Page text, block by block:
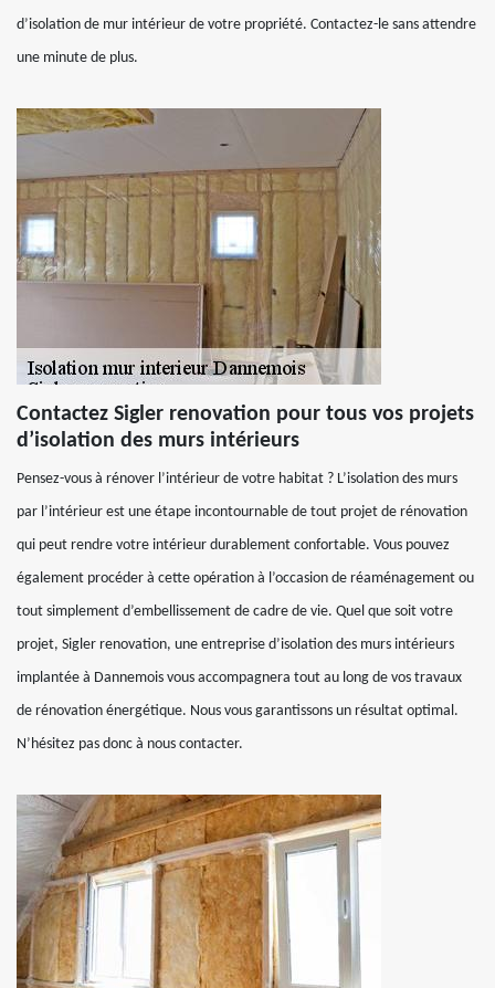
d’isolation de mur intérieur de votre propriété. Contactez-le sans attendre
une minute de plus.
Contactez Sigler renovation pour tous vos projets
d’isolation des murs intérieurs
Pensez-vous à rénover l’intérieur de votre habitat ? L’isolation des murs
par l’intérieur est une étape incontournable de tout projet de rénovation
qui peut rendre votre intérieur durablement confortable. Vous pouvez
également procéder à cette opération à l’occasion de réaménagement ou
tout simplement d’embellissement de cadre de vie. Quel que soit votre
projet, Sigler renovation, une entreprise d’isolation des murs intérieurs
implantée à Dannemois vous accompagnera tout au long de vos travaux
de rénovation énergétique. Nous vous garantissons un résultat optimal.
N’hésitez pas donc à nous contacter.